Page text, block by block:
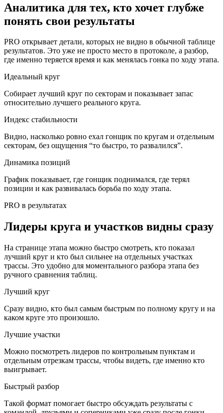
Аналитика для тех, кто хочет глубже
понять свои результаты
PRO открывает детали, которых не видно в обычной таблице
результатов. Это уже не просто место в протоколе, а разбор,
где именно теряется время и как менялась гонка по ходу этапа.
Идеальный круг
Собирает лучший круг по секторам и показывает запас
относительно лучшего реального круга.
Индекс стабильности
Видно, насколько ровно ехал гонщик по кругам и отдельным
секторам, без ощущения “то быстро, то развалился”.
Динамика позиций
График показывает, где гонщик поднимался, где терял
позиции и как развивалась борьба по ходу этапа.
PRO в результатах
Лидеры круга и участков видны сразу
На странице этапа можно быстро смотреть, кто показал
лучший круг и кто был сильнее на отдельных участках
трассы. Это удобно для моментального разбора этапа без
ручного сравнения таблиц.
Лучший круг
Сразу видно, кто был самым быстрым по полному кругу и на
каком круге это произошло.
Лучшие участки
Можно посмотреть лидеров по контрольным пунктам и
отдельным отрезкам трассы, чтобы видеть, где именно кто
выигрывает.
Быстрый разбор
Такой формат помогает быстро обсуждать результаты с